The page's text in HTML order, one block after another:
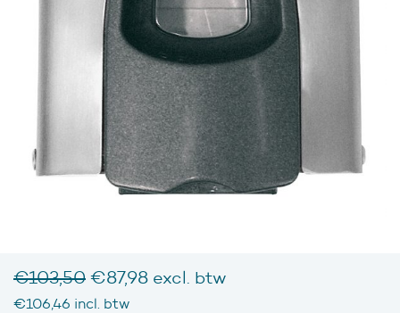
€103,50 Oorspronkelijke
prijs
€87,98Huidige
excl. btw
€106,46 incl. btw